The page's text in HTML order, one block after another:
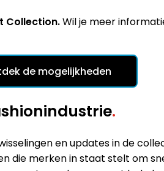
Collection.Wil je meer
de mogelijkheden
.
en updates in de
merken in staat stelt om